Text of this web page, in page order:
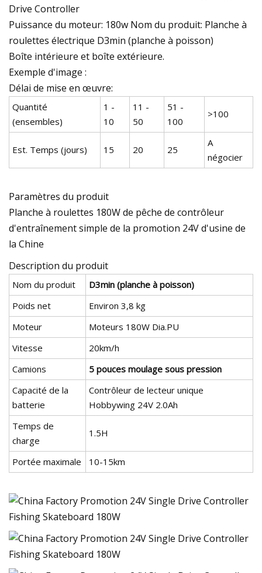
Drive Controller
Puissance du moteur: 180w Nom du produit: Planche à
roulettes électrique D3min (planche à poisson)
Boîte intérieure et boîte extérieure.
Exemple d'image :
Délai de mise en œuvre:
Quantité
(ensembles)
1 -
10
11 -
50
51 -
100
>100
Est. Temps (jours) 15 20 25
A
négocier
Paramètres du produit
Planche à roulettes 180W de pêche de contrôleur
d'entraînement simple de la promotion 24V d'usine de
la Chine
Description du produit
Nom du produit
D3min (planche à poisson)
Poids net
Environ 3,8 kg
Moteur
Moteurs 180W Dia.PU
Vitesse
20km/h
Camions
5 pouces moulage sous pression
Capacité de la
batterie
Contrôleur de lecteur unique
Hobbywing 24V 2.0Ah
Temps de
charge
1.5H
Portée maximale 10-15km